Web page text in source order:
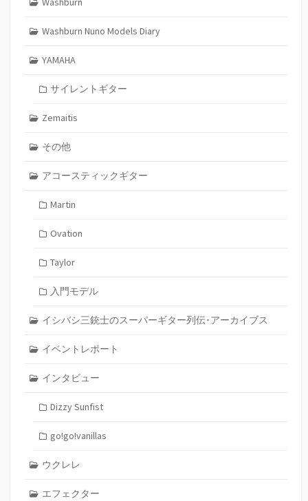
Washburn Nuno Models Diary
YAMAHA
サイレントギター
Zemaitis
その他
アコースティックギター
Martin
Ovation
Taylor
入門モデル
イシバシ三銃士のスーパーギター列伝･アーカイブス
イベントレポート
インタビュー
Dizzy Sunfist
go!go!vanillas
ウクレレ
エフェクター